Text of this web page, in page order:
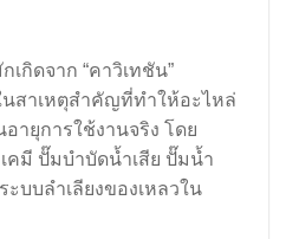
กิดจาก “คาวิเทชัน”
นสาเหตุสำคัญที่ทำให้อะไหล่
ายุการใช้งานจริง โดย
คมี ปั๊มบำบัดน้ำเสีย ปั๊มน้ำ
ะบบลำเลียงของเหลวใน